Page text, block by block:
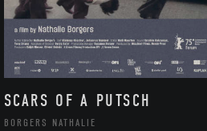
SCARS OF A PUTSCH
BORGERS NATHALIE